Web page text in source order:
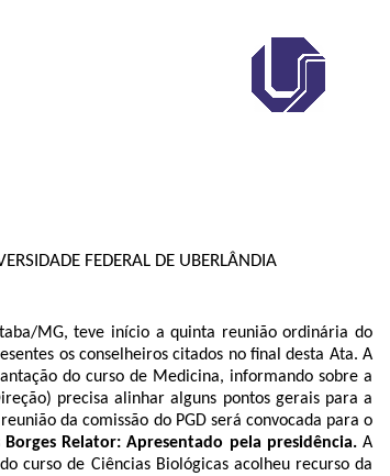
FEDERAL DE UBERLÂNDIA
MG, teve início a quinta reunião ordinária do
os conselheiros citados no final desta Ata. A
do curso de Medicina, informando sobre a
precisa alinhar alguns pontos gerais para a
da comissão do PGD será convocada para o
Relator: Apresentado pela presidência. A
curso de Ciências Biológicas acolheu recurso da